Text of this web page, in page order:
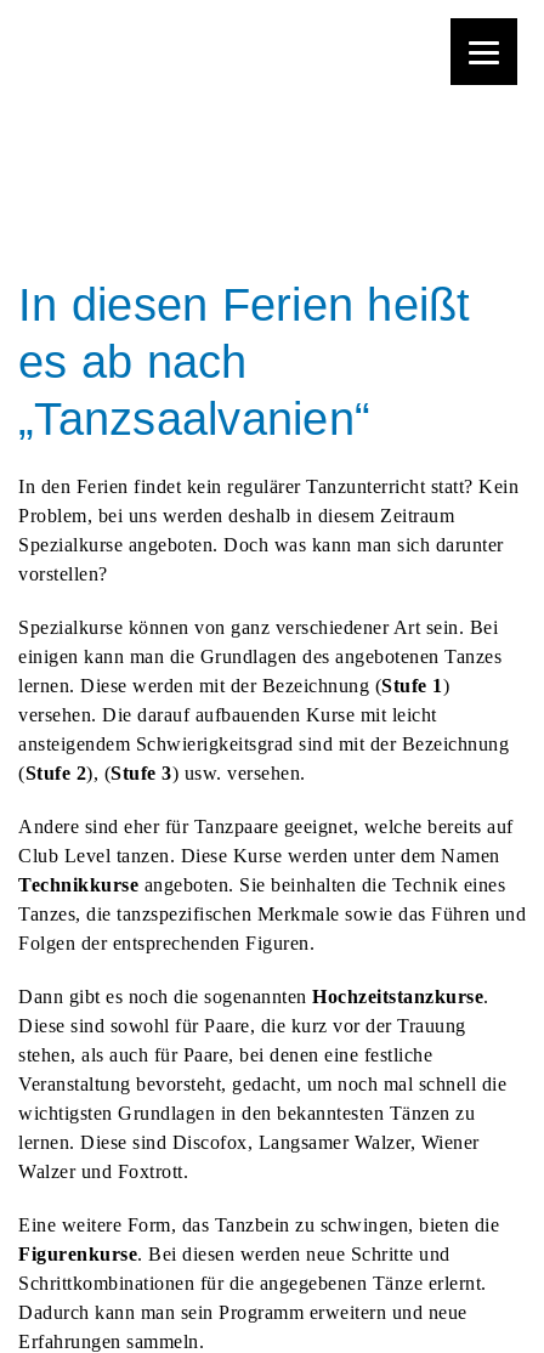
In diesen Ferien heißt
es ab nach
„Tanzsaalvanien“
In den Ferien findet kein regulärer Tanzunterricht statt? Kein
Problem, bei uns werden deshalb in diesem Zeitraum
Spezialkurse angeboten. Doch was kann man sich darunter
vorstellen?
Spezialkurse können von ganz verschiedener Art sein. Bei
einigen kann man die Grundlagen des angebotenen Tanzes
lernen. Diese werden mit der Bezeichnung (Stufe 1)
versehen. Die darauf aufbauenden Kurse mit leicht
ansteigendem Schwierigkeitsgrad sind mit der Bezeichnung
(Stufe 2), (Stufe 3) usw. versehen.
Andere sind eher für Tanzpaare geeignet, welche bereits auf
Club Level tanzen. Diese Kurse werden unter dem Namen
Technikkurse angeboten. Sie beinhalten die Technik eines
Tanzes, die tanzspezifischen Merkmale sowie das Führen und
Folgen der entsprechenden Figuren.
Dann gibt es noch die sogenannten Hochzeitstanzkurse.
Diese sind sowohl für Paare, die kurz vor der Trauung
stehen, als auch für Paare, bei denen eine festliche
Veranstaltung bevorsteht, gedacht, um noch mal schnell die
wichtigsten Grundlagen in den bekanntesten Tänzen zu
lernen. Diese sind Discofox, Langsamer Walzer, Wiener
Walzer und Foxtrott.
Eine weitere Form, das Tanzbein zu schwingen, bieten die
Figurenkurse. Bei diesen werden neue Schritte und
Schrittkombinationen für die angegebenen Tänze erlernt.
Dadurch kann man sein Programm erweitern und neue
Erfahrungen sammeln.